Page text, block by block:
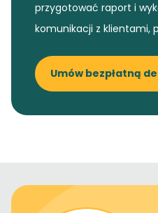
przygotować raport i
komunikacji z klientami,
Umów bezpłatną